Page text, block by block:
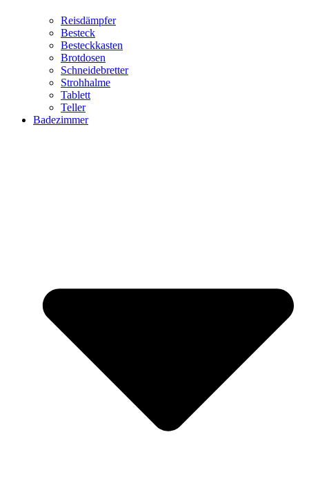
Reisdämpfer
Besteck
Besteckkasten
Brotdosen
Schneidebretter
Strohhalme
Tablett
Teller
Badezimmer